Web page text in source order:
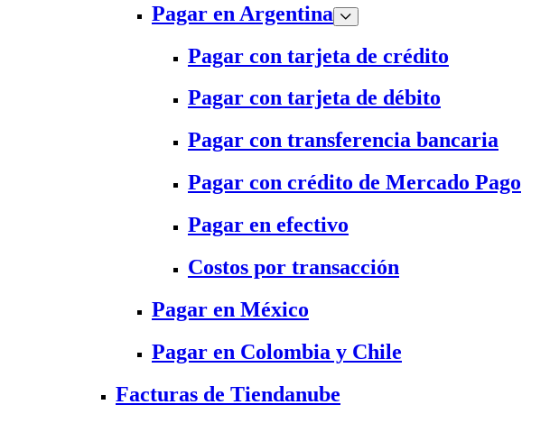
Pagar en Argentina
Pagar con tarjeta de crédito
Pagar con tarjeta de débito
Pagar con transferencia bancaria
Pagar con crédito de Mercado Pago
Pagar en efectivo
Costos por transacción
Pagar en México
Pagar en Colombia y Chile
Facturas de Tiendanube